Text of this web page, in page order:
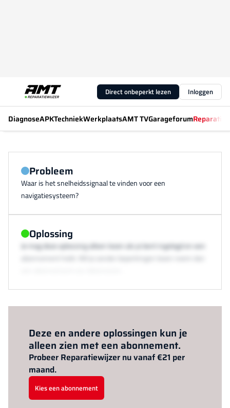
Direct onbeperkt lezen Inloggen
DiagnoseAPKTechniekWerkplaatsAMT TVGarageforum
Probleem
Waar is het snelheidssignaal te vinden voor een
navigatiesysteem?
Oplossing
Je mag deze oplossing alleen lezen als je bent ingelogd en een
Deze en andere oplossingen kun je
alleen zien met een abonnement.
Probeer Reparatiewijzer nu vanaf €21 per
maand.
Kies een abonnement